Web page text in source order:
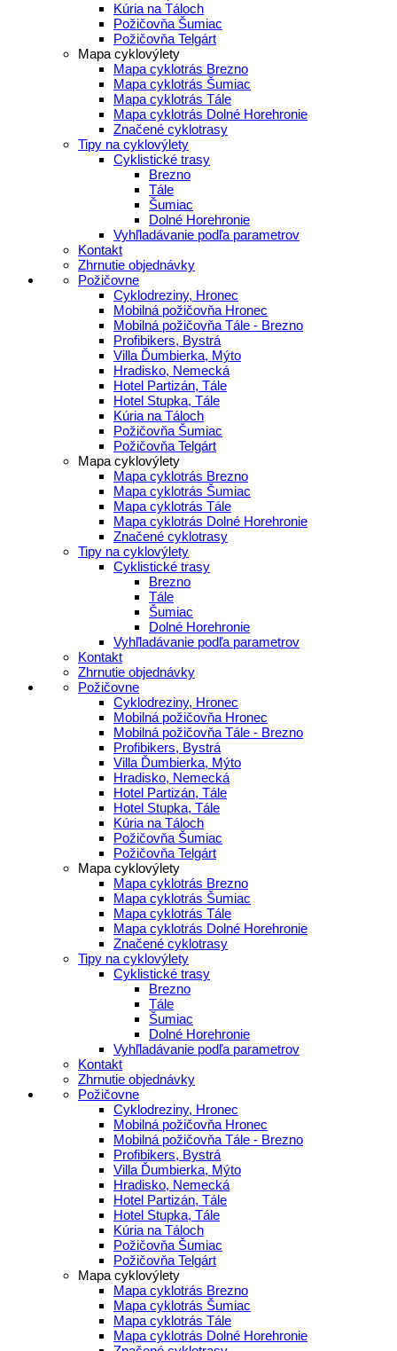
Kúria na Táloch
Požičovňa Šumiac
Požičovňa Telgárt
Mapa cyklovýlety
Mapa cyklotrás Brezno
Mapa cyklotrás Šumiac
Mapa cyklotrás Tále
Mapa cyklotrás Dolné Horehronie
Značené cyklotrasy
Tipy na cyklovýlety
Cyklistické trasy
Brezno
Tále
Šumiac
Dolné Horehronie
Vyhľladávanie podľa parametrov
Kontakt
Zhrnutie objednávky
Požičovne
Cyklodreziny, Hronec
Mobilná požičovňa Hronec
Mobilná požičovňa Tále - Brezno
Profibikers, Bystrá
Villa Ďumbierka, Mýto
Hradisko, Nemecká
Hotel Partizán, Tále
Hotel Stupka, Tále
Kúria na Táloch
Požičovňa Šumiac
Požičovňa Telgárt
Mapa cyklovýlety
Mapa cyklotrás Brezno
Mapa cyklotrás Šumiac
Mapa cyklotrás Tále
Mapa cyklotrás Dolné Horehronie
Značené cyklotrasy
Tipy na cyklovýlety
Cyklistické trasy
Brezno
Tále
Šumiac
Dolné Horehronie
Vyhľladávanie podľa parametrov
Kontakt
Zhrnutie objednávky
Požičovne
Cyklodreziny, Hronec
Mobilná požičovňa Hronec
Mobilná požičovňa Tále - Brezno
Profibikers, Bystrá
Villa Ďumbierka, Mýto
Hradisko, Nemecká
Hotel Partizán, Tále
Hotel Stupka, Tále
Kúria na Táloch
Požičovňa Šumiac
Požičovňa Telgárt
Mapa cyklovýlety
Mapa cyklotrás Brezno
Mapa cyklotrás Šumiac
Mapa cyklotrás Tále
Mapa cyklotrás Dolné Horehronie
Značené cyklotrasy
Tipy na cyklovýlety
Cyklistické trasy
Brezno
Tále
Šumiac
Dolné Horehronie
Vyhľladávanie podľa parametrov
Kontakt
Zhrnutie objednávky
Požičovne
Cyklodreziny, Hronec
Mobilná požičovňa Hronec
Mobilná požičovňa Tále - Brezno
Profibikers, Bystrá
Villa Ďumbierka, Mýto
Hradisko, Nemecká
Hotel Partizán, Tále
Hotel Stupka, Tále
Kúria na Táloch
Požičovňa Šumiac
Požičovňa Telgárt
Mapa cyklovýlety
Mapa cyklotrás Brezno
Mapa cyklotrás Šumiac
Mapa cyklotrás Tále
Mapa cyklotrás Dolné Horehronie